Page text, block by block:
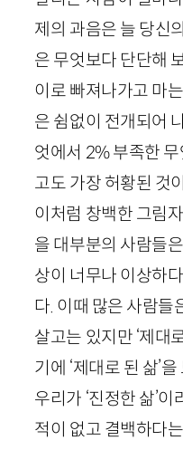
제의 과음은 늘 당신
은 무엇보다 단단해
이로 빠져나가고 마
은 쉼없이 전개되어
엇에서 2% 부족한
고도 가장 허황된 것
이처럼 창백한 그림
을 대부분의 사람들
상이 너무나 이상하
다. 이때 많은 사람들
살고는 있지만 ‘제대
기에 ‘제대로 된 삶’
우리가 ‘진정한 삶’
적이 없고 결백하다